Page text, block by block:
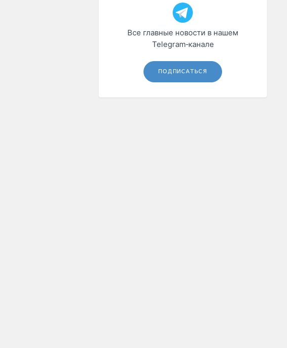
Все главные новости в нашем
Telegram‑канале
ПОДПИСАТЬСЯ